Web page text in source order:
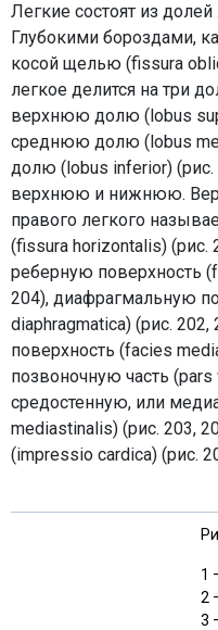
Легкие состоят из
Глубокими бороздами,
косой щелью (fissura
легкое делится на три
верхнюю долю (lobus
среднюю долю (lobus
долю (lobus inferior) (рис.
верхнюю и нижнюю.
правого легкого
(fissura horizontalis) (рис.
реберную поверхность
204), диафрагмальную
diaphragmatica) (рис.
поверхность (facies
позвоночную часть
средостенную, или
mediastinalis) (рис. 203,
(impressio cardica) (рис.
1
2
3